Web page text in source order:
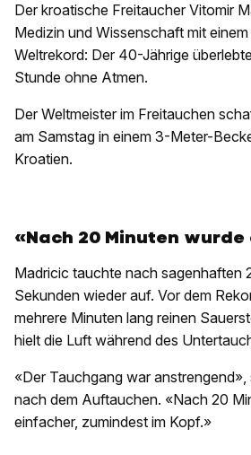
Der kroatische Freitaucher Vitomir
Medizin und Wissenschaft mit
Weltrekord: Der 40-Jährige
Stunde ohne Atmen.
Der Weltmeister im Freitauchen
am Samstag in einem 3-Meter-
Kroatien.
«Nach 20 Minuten
Madricic tauchte nach sagenhaften
Sekunden wieder auf. Vor dem
mehrere Minuten lang reinen
hielt die Luft während des
«Der Tauchgang war
nach dem Auftauchen. «Nach 20
einfacher, zumindest im Kopf.»